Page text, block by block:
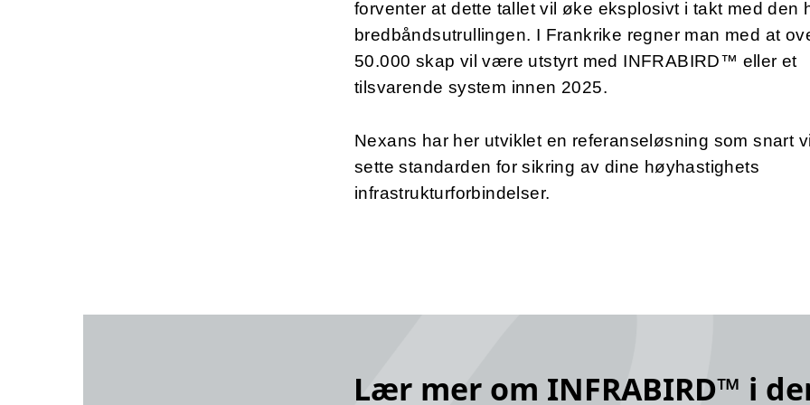
forventer at dette tallet vil øke eksplosivt i takt med den
bredbåndsutrullingen. I Frankrike regner man med at
50.000 skap vil være utstyrt med INFRABIRD™ eller et
tilsvarende system innen 2025.
Nexans har her utviklet en referanseløsning som snart vil
sette standarden for sikring av dine høyhastighets
infrastrukturforbindelser.
Lær mer om INFRABIRD™ i